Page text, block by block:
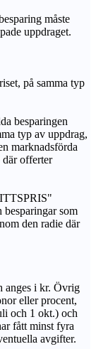
måste
uppdraget.
på samma typ
besparingen
typ av uppdrag,
marknadsförda
offerter
besparingar som
den radie där
anges i kr. Övrig
eller procent,
och 1 okt.) och
fått minst fyra
avgifter.